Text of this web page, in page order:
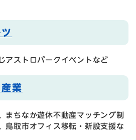
アストロパークイベントなど
業​
まちなか遊休不動産マッチング制
鳥取市オフィス移転・新設支援な